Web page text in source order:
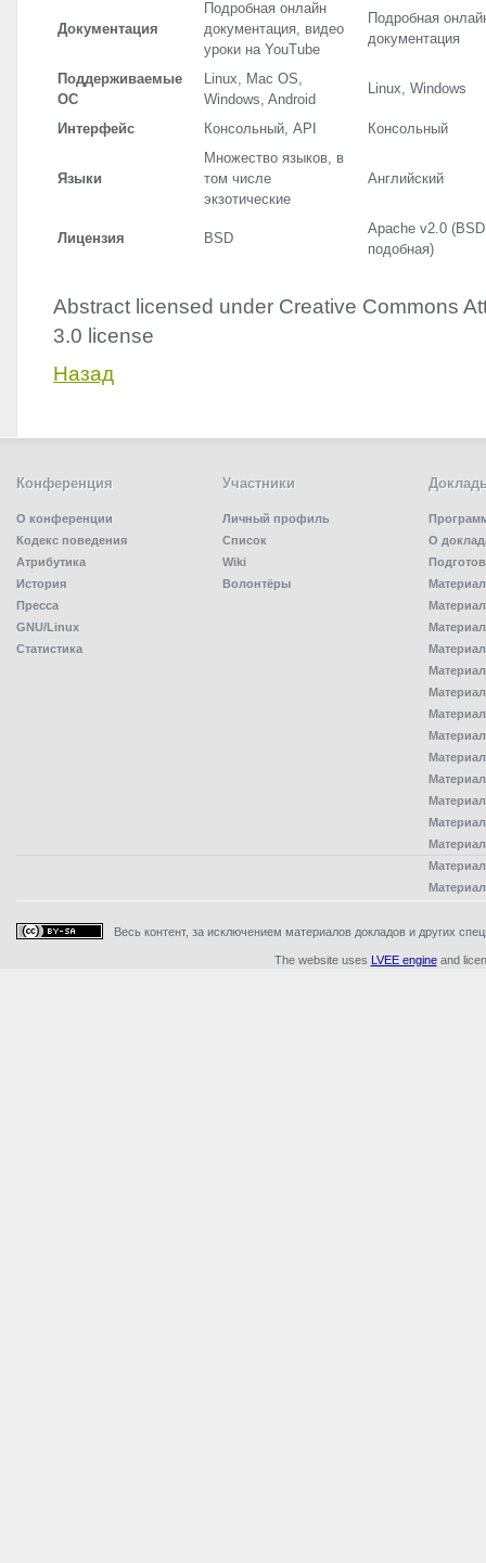
Документация
Подробная онлайн
документация, видео
уроки на YouTube
Подробная
документация
Поддерживаемые
ОС
Linux, Mac OS,
Windows, Android
Linux, Windows
Интерфейс Консольный, API Консольный
Языки
Множество языков, в
том числе
экзотические
Английский
Лицензия BSD
Apache v2.0 (BSD
подобная)
Abstract licensed under Creative Commons
3.0 license
Назад
Конференция
О конференции
Кодекс поведения
Атрибутика
История
Пресса
GNU/Linux
Статистика
Участники
Личный профиль
Список
Wiki
Волонтёры
О
Весь контент, за исключением материалов докладов и других
The website uses LVEE engineand